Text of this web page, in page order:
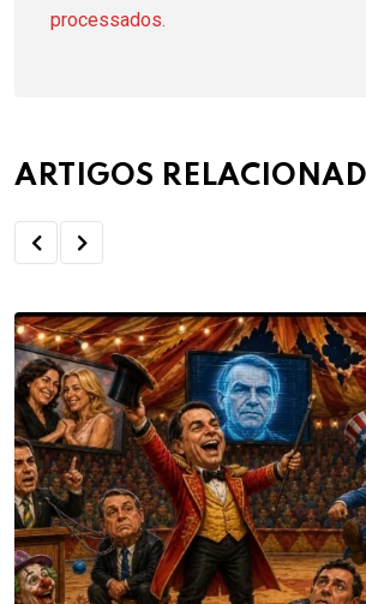
processados.
ARTIGOS